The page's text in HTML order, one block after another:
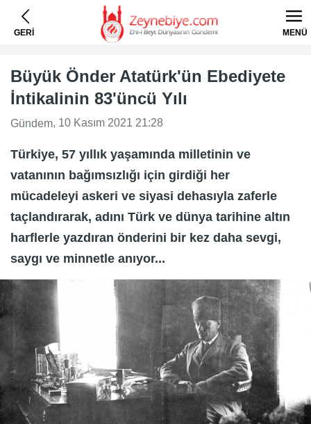
GERİ MENÜ
Büyük Önder Atatürk'ün Ebediyete
İntikalinin 83'üncü Yılı
Gündem, 10 Kasım 2021 21:28
Türkiye, 57 yıllık yaşamında milletinin ve
vatanının bağımsızlığı için girdiği her
mücadeleyi askeri ve siyasi dehasıyla zaferle
taçlandırarak, adını Türk ve dünya tarihine altın
harflerle yazdıran önderini bir kez daha sevgi,
saygı ve minnetle anıyor...